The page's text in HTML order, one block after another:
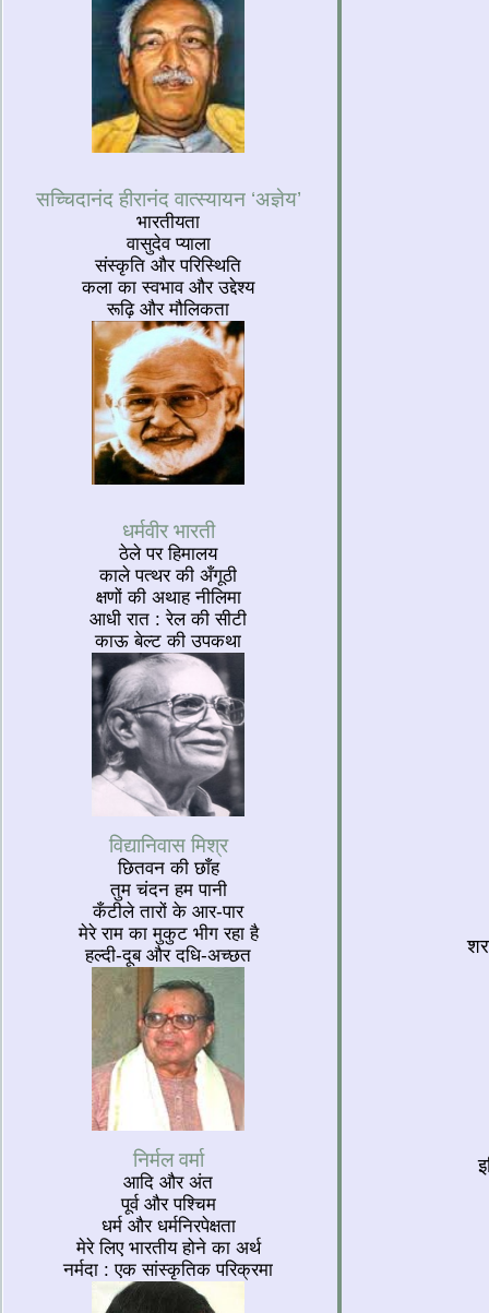
सच्चिदानंद हीरानंद वात्स्यायन ‘अज्ञेय’
भारतीयता
वासुदेव प्याला
संस्कृति और परिस्थिति
कला का स्वभाव और उद्देश्य
रूढ़ि और मौलिकता
धर्मवीर भारती
ठेले पर हिमालय
काले पत्थर की अँगूठी
क्षणों की अथाह नीलिमा
आधी रात : रेल की सीटी
काऊ बेल्ट की उपकथा
विद्यानिवास मिश्र
छितवन की छाँह
तुम चंदन हम पानी
कँटीले तारों के आर-पार
मेरे राम का मुकुट भीग रहा है
हल्दी-दूब और दधि-अच्छत
निर्मल वर्मा
आदि और अंत
पूर्व और पश्चिम
धर्म और धर्मनिरपेक्षता
मेरे लिए भारतीय होने का अर्थ
नर्मदा : एक सांस्कृतिक परिक्रमा